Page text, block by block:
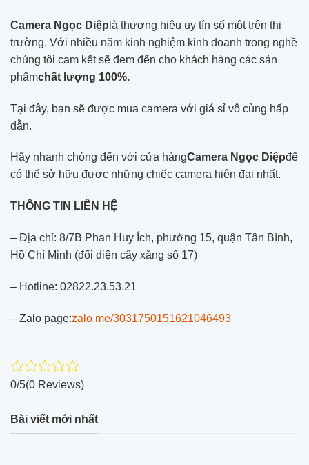
Camera Ngọc Diệp là thương hiệu uy tín số một trên thị
trường. Với nhiều năm kinh nghiệm kinh doanh trong nghề
chúng tôi cam kết sẽ đem đến cho khách hàng các sản
phẩmchất lượng 100%.
Tại đây, bạn sẽ được mua camera với giá sỉ vô cùng hấp
dẫn.
Hãy nhanh chóng đến với cửa hàngCamera Ngọc Diệpđể
có thể sở hữu được những chiếc camera hiện đại nhất.
THÔNG TIN LIÊN HỆ
– Địa chỉ: 8/7B Phan Huy Ích, phường 15, quận Tân Bình,
Hồ Chí Minh (đối diện cây xăng số 17)
– Hotline: 02822.23.53.21
– Zalo page:zalo.me/3031750151621046493
0/5(0 Reviews)
Bài viết mới nhất